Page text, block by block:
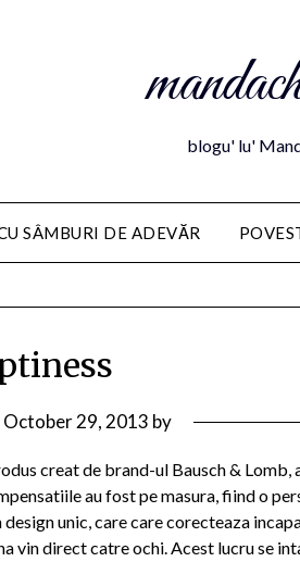
blogu' lu'
SÂMBURI DE ADEVĂR
October 29, 2013 by
creat de brand-ul Bausch & Lomb,
au fost pe masura, fiind o
unic, care care corecteaza
vin direct catre ochi. Acest lucru se